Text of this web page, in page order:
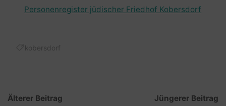
Personenregister jüdischer Friedhof Kobersdorf
kobersdorf
Älterer Beitrag Jüngerer Beitrag